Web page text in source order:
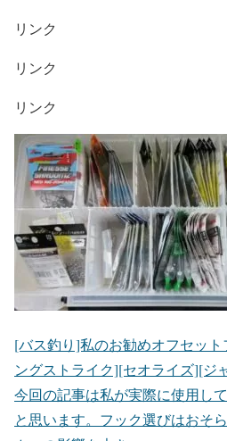
リンク
リンク
リンク
[バス釣り]私のお勧めオフセッ
ングストライク][セオライズ][ジ
今回の記事は私が実際に使用し
と思います。フック選びはおそ